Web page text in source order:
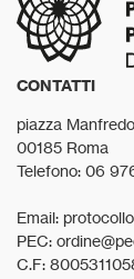
CONTATTI
piazza
00185 Roma
Telefono: 06
Email:
PEC:
C.F: